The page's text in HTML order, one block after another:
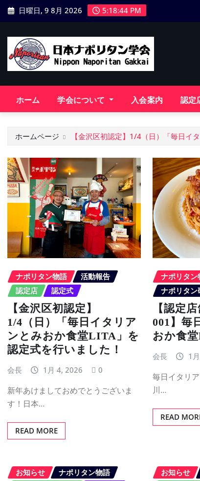
ス
ッ
日曜日, 9 8月 2026 5:18:45 PM
ホーム 学会について 入会案内 認定
ホームページ 【金沢区初認定】1/4（日）「毎日イ
ナポリタン物語
活動報告
認定店
認定式
【金沢区初認定】
1/4（日）「毎日イタリア
ンとみおか食堂LITA」を
認定式を行いました！
会長 1月 4, 2026 0
新年あけましておめでとうございま
す！日本…
READ MORE
ナポリタン
ナポリタン
【認定
001】毎
おか食
会長 1
毎日イタリ
川…
READ
お知らせ
ナポリタン物語
お知らせ